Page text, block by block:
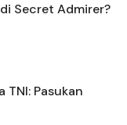
Secret Admirer?
TNI: Pasukan